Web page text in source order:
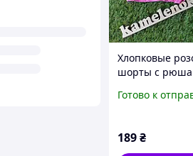
Хлопковые
шорты с
Размер 86
Готово к
189₴